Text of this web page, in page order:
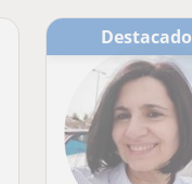
Destacado